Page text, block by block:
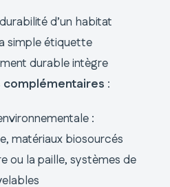
d’un habitat
simple étiquette
durable intègre
:
:
matériaux biosourcés
ou la paille, systèmes de